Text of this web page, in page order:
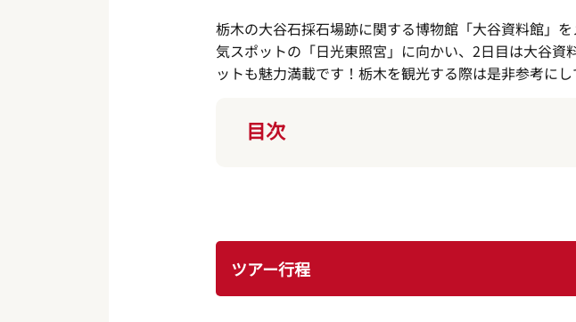
栃木の大谷石採石場跡に関する博物館「大谷資料館」
気スポットの「日光東照宮」に向かい、2日目は大谷
ットも魅力満載です！栃木を観光する際は是非参考にし
目次
ツアー行程